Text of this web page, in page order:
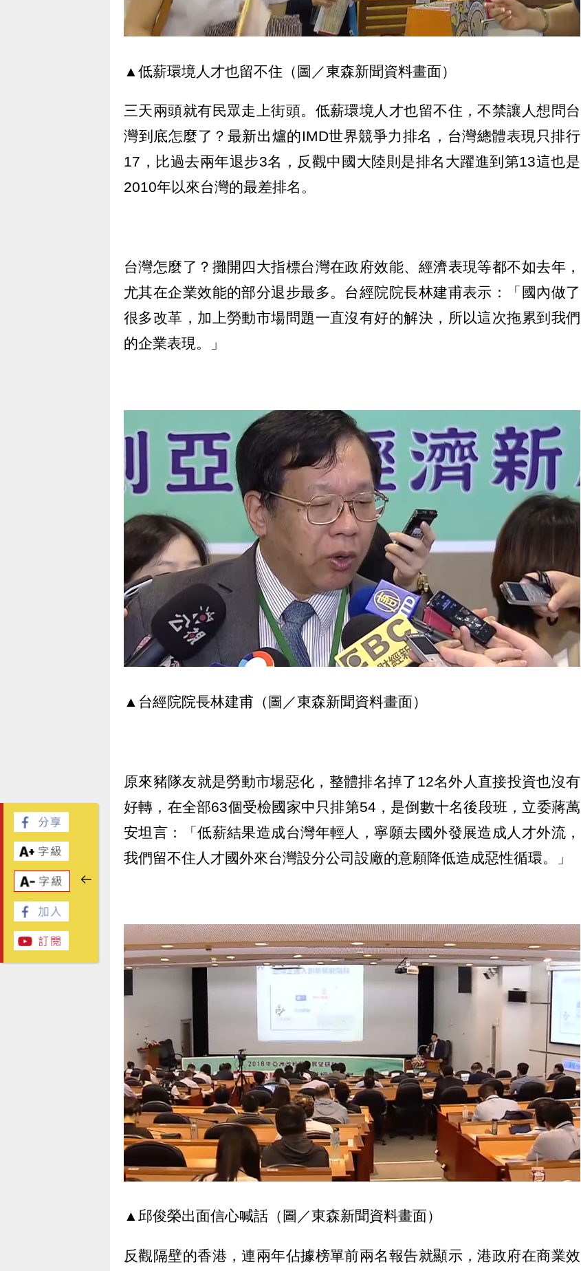
▲低薪環境人才也留不住（圖／東森新聞資料畫面）
三天兩頭就有民眾走上街頭。低薪環境人才也留不住，不禁讓人想問台
灣到底怎麼了？最新出爐的IMD世界競爭力排名，台灣總體表現只排行
17，比過去兩年退步3名，反觀中國大陸則是排名大躍進到第13這也是
2010年以來台灣的最差排名。
台灣怎麼了？攤開四大指標台灣在政府效能、經濟表現等都不如去年，
尤其在企業效能的部分退步最多。台經院院長林建甫表示：「國內做了
很多改革，加上勞動市場問題一直沒有好的解決，所以這次拖累到我們
的企業表現。」
▲台經院院長林建甫（圖／東森新聞資料畫面）
原來豬隊友就是勞動市場惡化，整體排名掉了12名外人直接投資也沒有
好轉，在全部63個受檢國家中只排第54，是倒數十名後段班，立委蔣萬
安坦言：「低薪結果造成台灣年輕人，寧願去國外發展造成人才外流，
我們留不住人才國外來台灣設分公司設廠的意願降低造成惡性循環。」
▲邱俊榮出面信心喊話（圖／東森新聞資料畫面）
反觀隔壁的香港，連兩年佔據榜單前兩名報告就顯示，港政府在商業效